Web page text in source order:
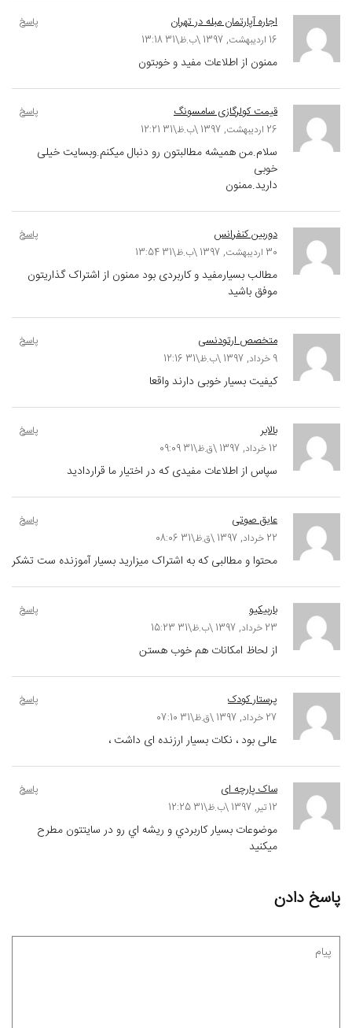
اجاره آپارتمان مبله در تهران
16 اردیبهشت, 1397 \ب.ظ\31 13:18
پاسخ
ممنون از اطلاعات مفید و خوبتون
قیمت کولرگازی سامسونگ
26 اردیبهشت, 1397 \ب.ظ\31 12:21
پاسخ
سلام.من همیشه مطالبتون رو دنبال میکنم.وبسایت خیلی
خوبی
دارید.ممنون
دوربین کنفرانس
30 اردیبهشت, 1397 \ب.ظ\31 13:54
پاسخ
مطالب بسیارمفید و کاربردی بود ممنون از اشتراک گذاریتون
موفق باشید
متخصص ارتودنسی
9 خرداد, 1397 \ب.ظ\31 12:16
پاسخ
کیفیت بسیار خوبی دارند واقعا
بالابر
12 خرداد, 1397 \ق.ظ\31 09:09
پاسخ
سپاس از اطلاعات مفیدی که در اختیار ما قراردادید
عایق صوتی
22 خرداد, 1397 \ق.ظ\31 08:06
پاسخ
محتوا و مطالبی که به اشتراک میزارید بسیار آموزنده ست تشکر
باربیکیو
23 خرداد, 1397 \ب.ظ\31 15:23
پاسخ
از لحاظ امکانات هم خوب هستن
پرستار کودک
27 خرداد, 1397 \ق.ظ\31 07:10
پاسخ
عالی بود ، نکات بسیار ارزنده ای داشت ،
ساک پارچه ای
12 تیر, 1397 \ب.ظ\31 12:25
پاسخ
موضوعات بسيار كاربردي و ريشه اي رو در سايتتون مطرح
ميكنيد
پاسخ دادن